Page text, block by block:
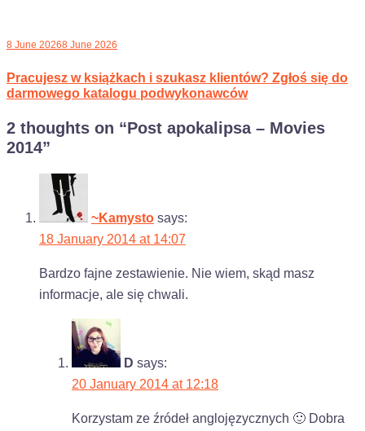
8 June 20268 June 2026
Pracujesz w książkach i szukasz klientów? Zgłoś się do
darmowego katalogu podwykonawców
2 thoughts on “Post apokalipsa – Movies
2014”
~Kamysto says:
18 January 2014 at 14:07
Bardzo fajne zestawienie. Nie wiem, skąd masz
informacje, ale się chwali.
D says:
20 January 2014 at 12:18
Korzystam ze źródeł anglojęzycznych 🙂 Dobra